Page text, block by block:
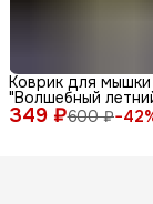
349 ₽600 ₽−42
Коврик для мышки
"Волшебный
с енотом среди
и бабочек"